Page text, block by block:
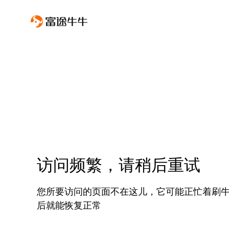
访问频繁，请稍后重试
您所要访问的页面不在这儿，它可能正忙着刷
后就能恢复正常